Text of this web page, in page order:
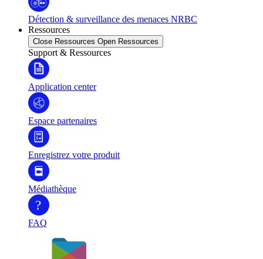
Détection & surveillance des menaces NRBC
Ressources
Close Ressources Open Ressources
Support & Ressources
Application center
Espace partenaires
Enregistrez votre produit
Médiathèque
?
FAQ